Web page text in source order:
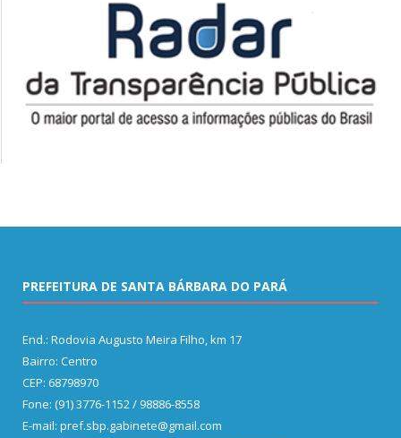
PREFEITURA DE SANTA BÁRBARA DO PARÁ
End.: Rodovia Augusto Meira Filho, km 17
Bairro: Centro
CEP: 68798970
Fone: (91) 3776-1152 / 98886-8558
E-mail: pref.sbp.gabinete@gmail.com